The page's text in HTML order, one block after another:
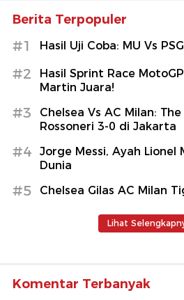
Berita Terpopuler
#1 Hasil Uji Coba: MU Vs
#2
Hasil Sprint Race
Martin Juara!
#3
Chelsea Vs AC Milan:
Rossoneri 3-0 di Jakarta
#4
Jorge Messi, Ayah Lionel
Dunia
#5 Chelsea Gilas AC Milan
Lihat
Komentar Terbanyak